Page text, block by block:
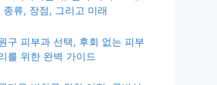
종류, 장점, 그리고 미래
구 피부과 선택, 후회 없는 피부
를 위한 완벽 가이드